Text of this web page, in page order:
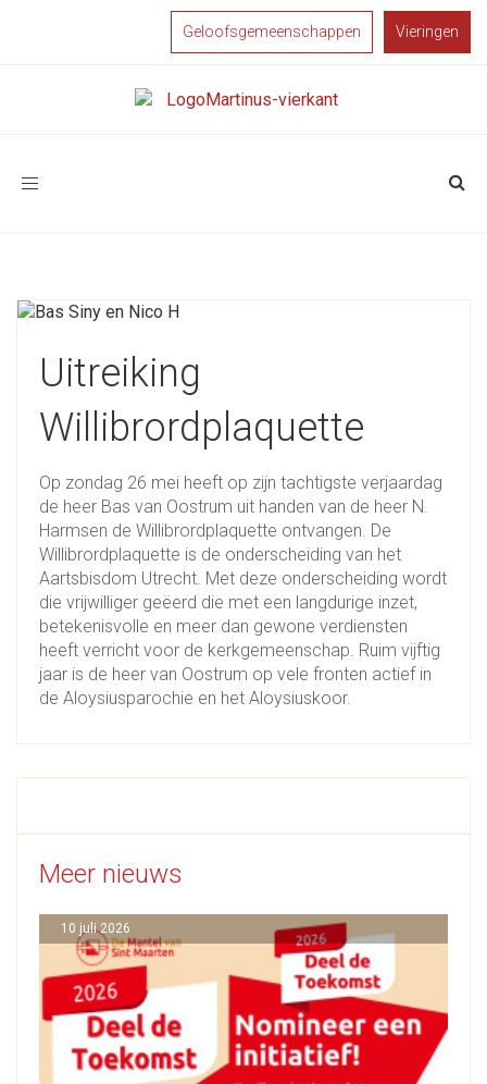
Geloofsgemeenschappen Vieringen
Toggle
Uitreiking
Willibrordplaquette
Op zondag 26 mei heeft op zijn tachtigste verjaardag
de heer Bas van Oostrum uit handen van de heer N.
Harmsen de Willibrordplaquette ontvangen. De
Willibrordplaquette is de onderscheiding van het
Aartsbisdom Utrecht. Met deze onderscheiding wordt
die vrijwilliger geëerd die met een langdurige inzet,
betekenisvolle en meer dan gewone verdiensten
heeft verricht voor de kerkgemeenschap. Ruim vijftig
jaar is de heer van Oostrum op vele fronten actief in
de Aloysiusparochie en het Aloysiuskoor.
Meer nieuws
10 juli 2026